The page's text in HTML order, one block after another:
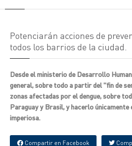
Potenciarán acciones de
todos los barrios de la ciudad.
Desde el ministerio de Desarrollo
general, sobre todo a partir del "fin de
zonas afectadas por el dengue, sobre
Paraguay y Brasil, y hacerlo únicamente
imperiosa.
Compartir en Facebook